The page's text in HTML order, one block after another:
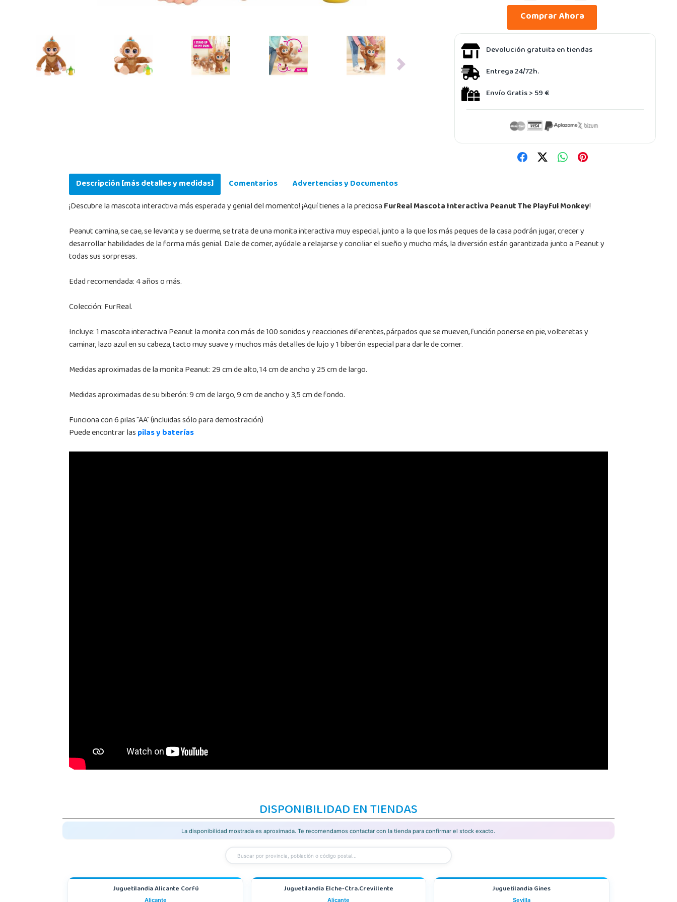
Previous Next
Comprar Ahora
Devolución gratuita en tiendas
Entrega 24/72h.
Envío Gratis > 59 €
Descripción [más detalles y medidas] Comentarios
Advertencias y Documentos
¡Descubre la mascota interactiva más esperada y genial del momento! ¡Aquí tienes a la preciosaFurReal Mascota Interactiva Peanut The Playful Monkey!
Peanut camina, se cae, se levanta y se duerme, se trata de una monita interactiva muy especial, junto a la que los más peques de la casa podrán jugar, crecer y
desarrollar habilidades de la forma más genial. Dale de comer, ayúdale a relajarse y conciliar el sueño y mucho más, la diversión están garantizada junto a Peanut y
todas sus sorpresas.
Edad recomendada: 4 años o más.
Colección: FurReal.
Incluye: 1 mascota interactiva Peanut la monita con más de 100 sonidos y reacciones diferentes, párpados que se mueven, función ponerse en pie, volteretas y
caminar, lazo azul en su cabeza, tacto muy suave y muchos más detalles de lujo y 1 biberón especial para darle de comer.
Medidas aproximadas de la monita Peanut: 29 cm de alto, 14 cm de ancho y 25 cm de largo.
Medidas aproximadas de su biberón: 9 cm de largo, 9 cm de ancho y 3,5 cm de fondo.
Funciona con 6 pilas "AA" (incluidas sólo para demostración)
Puede encontrar laspilas y baterías
DISPONIBILIDAD EN TIENDAS
La disponibilidad mostrada es aproximada. Te recomendamos contactar con la tienda para confirmar el stock exacto.
Juguetilandia Alicante Corfú
Alicante
Juguetilandia Elche-Ctra.Crevillente
Alicante
Juguetilandia Gines
Sevilla